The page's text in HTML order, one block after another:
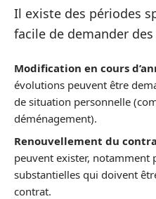
Il existe des périodes
facile de demander
Modification en cours
évolutions peuvent être
de situation personnelle
déménagement).
Renouvellement du
peuvent exister,
substantielles qui doivent
contrat.